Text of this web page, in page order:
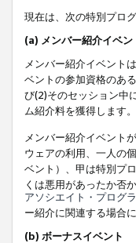
現在は、次の特別プロ
(a) メンバー紹介イベン
メンバー紹介イベントは
ベントの参加資格のあ
び(2)そのセッション中
ム紹介料を獲得します。
メンバー紹介イベント
ウェアの利用、一人の
ベント）、甲は特別プ
くは悪用があったか否
アソシエイト・プログ
ー紹介に関連する場合
(b) ボーナスイベント